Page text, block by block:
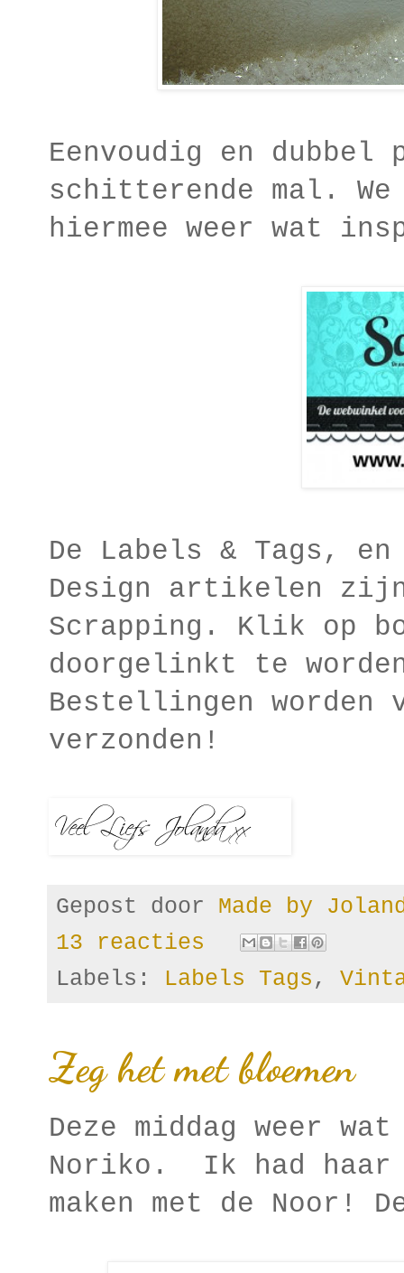
Eenvoudig en dubbel
schitterende mal.
hiermee weer wat
De Labels & Tags,
Design artikelen
Scrapping. Klik op
doorgelinkt te
Bestellingen
verzonden!
Gepost door Made by
13 reacties
Labels: Labels Tags,
Zeg het met bloemen
Deze middag weer
Noriko. Ik had haar
maken met de Noor!